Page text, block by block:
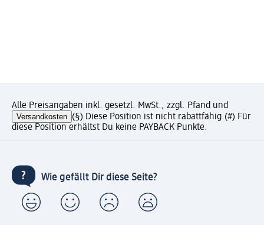
Alle Preisangaben inkl. gesetzl. MwSt., zzgl. Pfand und
Versandkosten (§) Diese Position ist nicht rabattfähig.(#) Für
diese Position erhältst Du keine PAYBACK Punkte.
Wie gefällt Dir diese Seite?